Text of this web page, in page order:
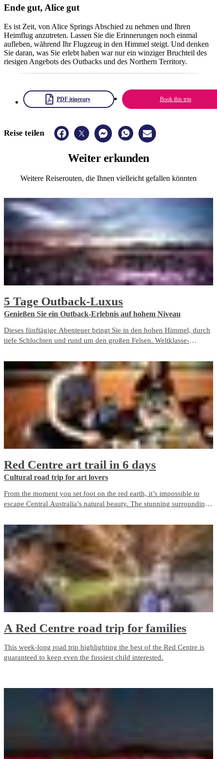
Ende gut, Alice gut
Es ist Zeit, von Alice Springs Abschied zu nehmen und Ihren
Heimflug anzutreten. Lassen Sie die Erinnerungen noch einmal
aufleben, während Ihr Flugzeug in den Himmel steigt. Und denken
Sie daran, was Sie erlebt haben war nur ein winziger Bruchteil des
riesigen Angebots des Outbacks und des Northern Territory.
PDF itinerary Book this trip
Reise teilen
Weitererkunden
Weitere Reiserouten, die Ihnen vielleicht gefallen könnten
5 Tage Outback-Luxus
​Genießen Sie ein Outback-Erlebnis auf hohem Niveau
Dieses fünftägige Abenteuer bringt Sie in den hohen Himmel, durch
tiefe Schluchten und rund um den großen Felsen. Weltklasse-
perfekte Outback-Reise komplett.
Red Centre art trail in 6 days
Cultural road trip for art lovers
From the moment you set foot on the red earth, it’s impossible to
escape Central Australia’s natural beauty. The stunning surroundings
the area has inspired creativity for thousands of years.
A Red Centre road trip for families
This week-long road trip highlighting the best of the Red Centre is
guaranteed to keep even the fussiest child interested.